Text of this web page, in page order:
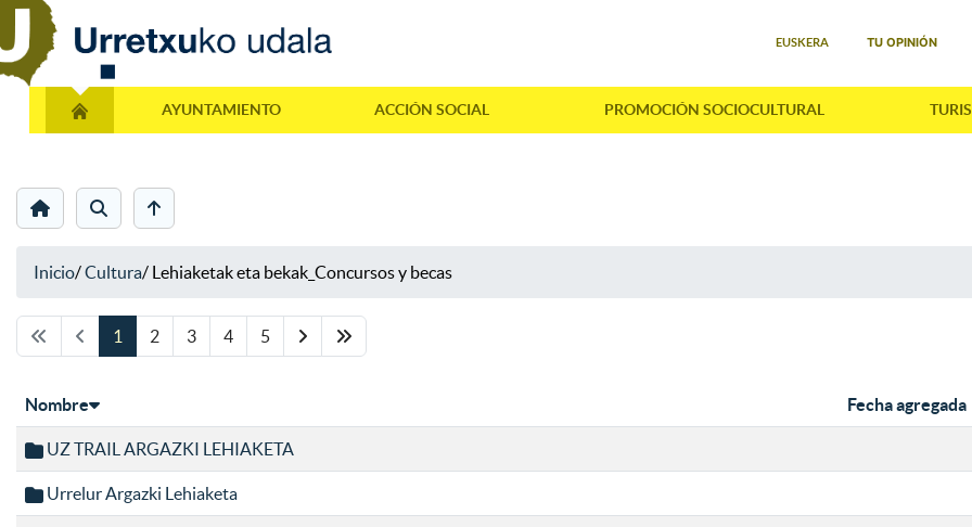
EUSKERA TU OPINIÓN
AYUNTAMIENTO ACCIÓN SOCIAL PROMOCIÓN SOCIOCULTURAL
Inicio/Cultura/ Lehiaketak eta bekak_Concursos y becas
1 2 3 4 5
Nombre Fecha agregada
UZ TRAIL ARGAZKI LEHIAKETA
Urrelur Argazki Lehiaketa